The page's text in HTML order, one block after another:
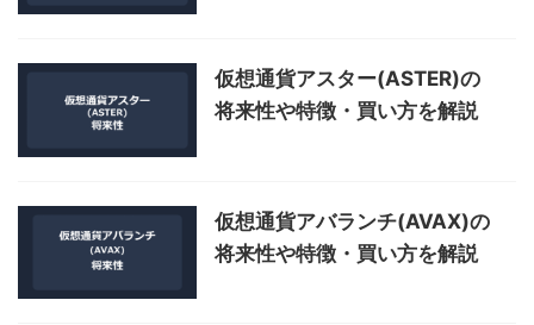
仮想通貨アスター(ASTER)の
将来性や特徴・買い方を解説
仮想通貨アバランチ(AVAX)の
将来性や特徴・買い方を解説